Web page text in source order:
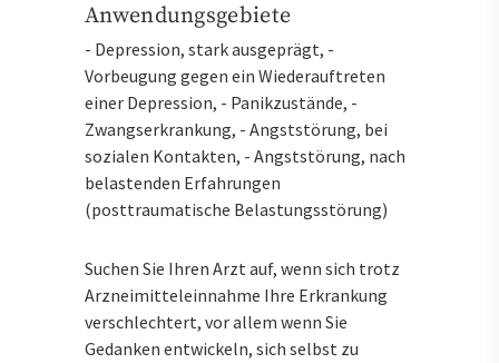
Anwendungsgebiete
- Depression, stark ausgeprägt, -
Vorbeugung gegen ein Wiederauftreten
einer Depression, - Panikzustände, -
Zwangserkrankung, - Angststörung, bei
sozialen Kontakten, - Angststörung, nach
belastenden Erfahrungen
(posttraumatische Belastungsstörung)
Suchen Sie Ihren Arzt auf, wenn sich trotz
Arzneimitteleinnahme Ihre Erkrankung
verschlechtert, vor allem wenn Sie
Gedanken entwickeln, sich selbst zu